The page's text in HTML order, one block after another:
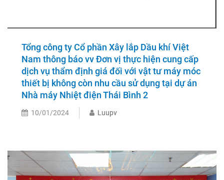
Tổng công ty Cổ phần Xây lắp Dầu khí Việt
Nam thông báo vv Đơn vị thực hiện cung cấp
dịch vụ thẩm định giá đối với vật tư máy móc
thiết bị không còn nhu cầu sử dụng tại dự án
Nhà máy Nhiệt điện Thái Bình 2
10/01/2024 Luupv